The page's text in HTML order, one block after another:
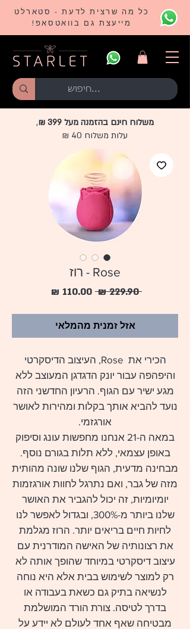
כל מה שרצית לדעת - סטארלט
מייעצת גם בוואטסאפ!
משלוח חינם בהזמנה מעל 399 ₪
,
עלות משלוח 40 ₪
Rose - רוז
‏229.90 ‏₪
מחיר
אזל זמנית מהמלאי
הכירי את Rose, העיצוב הדיסקרטי
והיפהפה עבור יונק הדגדגן המעוצב ללא
מגע ישיר עם הגוף. הרעיון החדשני הזה
נועד להביא אותך בקלות ומהירות לאושר
אורגזמי.
במאה ה-21 אנחנו מחפשות עונג וסיפוק
באופן עצמאי, ללא תלות בגורם נוסף.
מבחינה מדעית, הגוף שלנו שונה מהותית
מזה של גבר, ואם נתרגל לחוות אורגזמות
יומיומיות, זה יכול להגביר את האושר
שלנו ביותר מ-300%, ובגדול לאפשר לנו
לחיות חיים בריאים יותר. הרוז מגלמת
את רצונותיה של האישה המודרנית עם
עיצוב דיסקרטי במיוחד שהופך אותה לא
רק למוצר לשימוש בבית אלא היא נוחה
לנשיאה בתיק גם כשאת בעבודה או
בדרך לטיסה. צורת הורד המושלמת
מבטיחה שאף אחד לעולם לא יידע על